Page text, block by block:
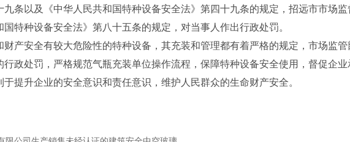
九条以及《中华人民共和国特种设备安全法》第四十九条的规定，招远市市场监
特种设备安全法》第八十五条的规定，对当事人作出行政处罚。
财产安全有较大危险性的特种设备，其充装和管理都有着严格的规定，市场监管
行政处罚，严格规范气瓶充装单位操作流程，保障特种设备安全使用，督促企业
提升企业的安全意识和责任意识，维护人民群众的生命财产安全。